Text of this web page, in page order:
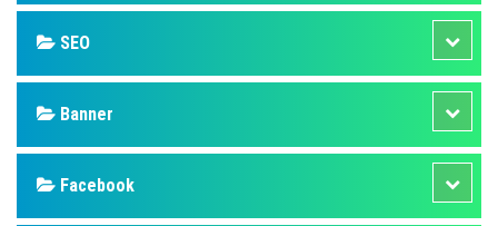
SEO
Banner
Facebook